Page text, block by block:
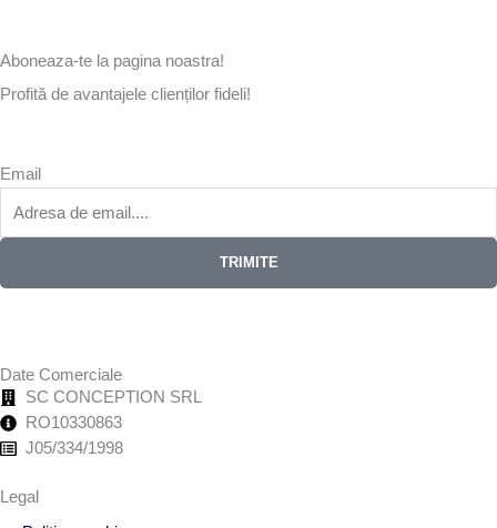
Aboneaza-te la pagina noastra!
Profită de avantajele clienților fideli!
Email
TRIMITE
Date Comerciale
SC CONCEPTION SRL
RO10330863
J05/334/1998
Legal